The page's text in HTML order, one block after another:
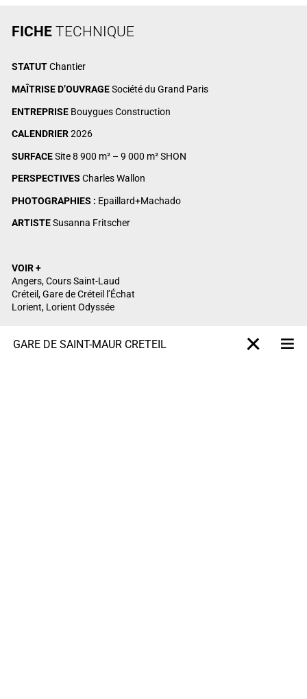
GARE DE SAINT-MAUR CRÉTEIL X-projet
FICHETECHNIQUE
STATUTChantier
MAÎTRISE D’OUVRAGESociété du Grand Paris
ENTREPRISE Bouygues Construction
CALENDRIER2026
SURFACESite 8 900 m² – 9 000 m² SHON
PERSPECTIVES Charles Wallon
PHOTOGRAPHIES : Epaillard+Machado
ARTISTESusanna Fritscher
VOIR +
Angers, Cours Saint-Laud
Créteil, Gare de Créteil l’Échat
Lorient, Lorient Odyssée